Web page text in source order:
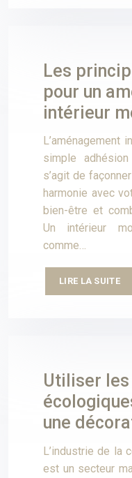
Les
pour un
intérieur
L’aménagement
simple
s’agit de
harmonie avec
bien-être et
Un intérieur
comme…
LIRE LA SUITE
Utiliser
une
L’industrie de la
est un secteur